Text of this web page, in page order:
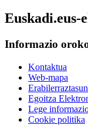
Informazio
Kontaktua
Web-mapa
Egoitza
Lege
Cookie politika